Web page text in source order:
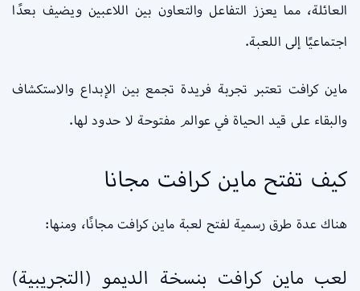
العائلة، مما يعزز التفاعل والتعاون بين اللاعبين ويضيف بعدًا
اجتماعيًا إلى اللعبة.
ماين كرافت تعتبر تجربة فريدة تجمع بين الإبداع والاستكشاف
والبقاء على قيد الحياة في عوالم مفتوحة لا حدود لها.
كيف تفتح ماين كرافت مجانا
هناك عدة طرق رسمية لفتح لعبة ماين كرافت مجانًا، ومنها:
لعب ماين كرافت بنسخة الديمو (التجريبية)